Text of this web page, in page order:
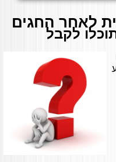
לאחר החגים
לקבל